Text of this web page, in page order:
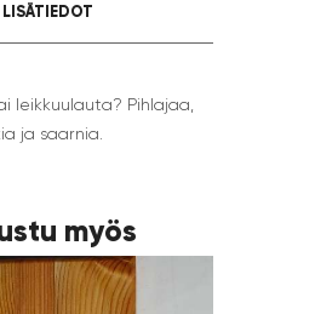
LISÄTIEDOT
leikkuulauta? Pihlajaa,
ja saarnia.
myös